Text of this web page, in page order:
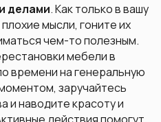
делами. Как только в вашу
мысли, гоните их
чем-то полезным.
мебели в
времени на генеральную
заручайтесь
и наводите красоту и
действия помогут